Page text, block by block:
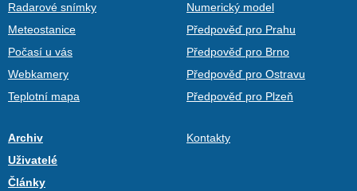
Radarové snímky
Meteostanice
Počasí u vás
Webkamery
Teplotní mapa
Numerický model
Předpověď pro Prahu
Předpověď pro Brno
Předpověď pro Ostravu
Předpověď pro Plzeň
Archiv
Uživatelé
Články
Kontakty